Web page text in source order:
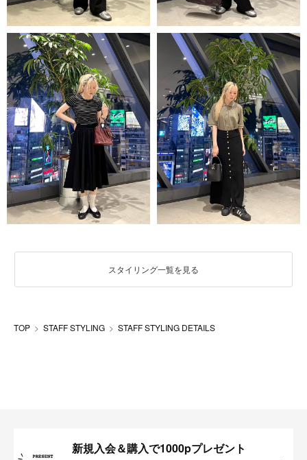
スタイリング一覧を見る
TOP STAFF STYLING STAFF STYLING DETAILS
新規入会＆購入で1000pプレゼント